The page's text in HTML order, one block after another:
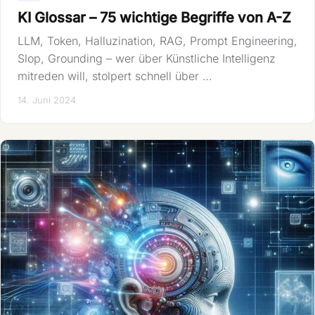
KI Glossar – 75 wichtige Begriffe von A-Z
LLM, Token, Halluzination, RAG, Prompt Engineering,
Slop, Grounding – wer über Künstliche Intelligenz
mitreden will, stolpert schnell über …
14. Juni 2024